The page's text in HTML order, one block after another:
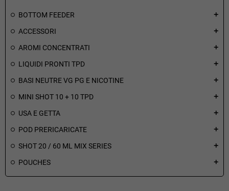
BOTTOM FEEDER add
ACCESSORI add
AROMI CONCENTRATI add
LIQUIDI PRONTI TPD add
BASI NEUTRE VG PG E NICOTINE add
MINI SHOT 10 + 10 TPD add
USA E GETTA add
POD PRERICARICATE add
SHOT 20 / 60 ML MIX SERIES add
POUCHES add